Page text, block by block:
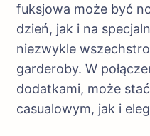
fuksjowa może być
dzień, jak i na
niezwykle
garderoby. W
dodatkami, może
casualowym, jak i